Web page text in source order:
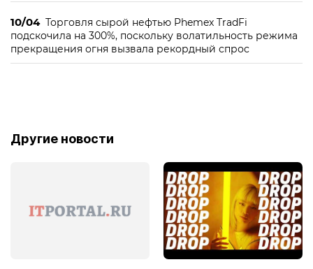
10/04 Торговля сырой нефтью Phemex TradFi
подскочила на 300%, поскольку волатильность режима
прекращения огня вызвала рекордный спрос
Другие новости